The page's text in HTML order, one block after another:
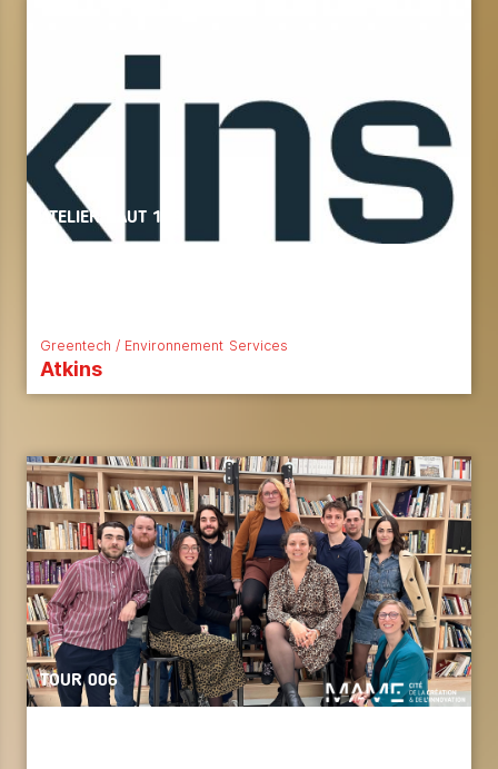
ATELIER HAUT 159
Greentech / Environnement Services
Atkins
TOUR 006